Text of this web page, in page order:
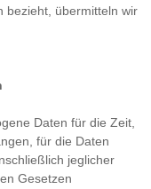
bezieht, übermitteln wir
Daten für die Zeit,
für die Daten
jeglicher
Gesetzen